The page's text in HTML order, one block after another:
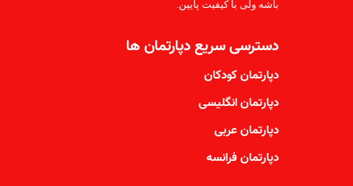
باشه ولی با کیفیت پایین.
دسترسی سریع دپارتمان ها
دپارتمان کودکان
دپارتمان انگلیسی
دپارتمان عربی
دپارتمان فرانسه